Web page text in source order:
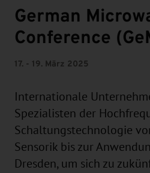
German
Conference
17. - 19. März 2025
Internationale
Spezialisten der
Schaltungstechnologie
Sensorik bis zur
Dresden, um sich zu